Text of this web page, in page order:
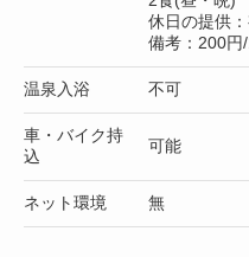
休日の提供
備考：200円
温泉入浴 不可
車・バイク持
込
可能
ネット環境 無